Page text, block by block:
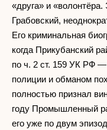
«друга» и
Грабовский,
Его криминальная
когда Прикубанский
по ч. 2 ст. 159 УК РФ —
полиции и обманом
полностью признал
году Промышленный
его уже по двум